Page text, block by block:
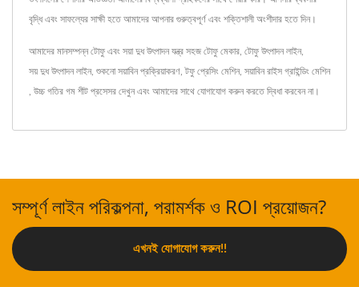
বৃদ্ধি এবং সাফল্যের সাক্ষী হতে আমাদের আপনার গুরুত্বপূর্ণ এবং শক্তিশালী অংশীদার হতে দিন।
আমাদের মানসম্পন্ন টোফু এবং সয়া দুধ উৎপাদন যন্ত্র সহজ টোফু মেকার টোফু উৎপাদন লাইন,
সয় দুধ উৎপাদন লাইন, শুকনো সয়াবিন প্রক্রিয়াকরণ টফু প্রেসিং মেশিন, সয়াবিন রাইস গ্রাইন্ডিং মেশিন
উচ্চ গতির গম শীট প্রসেসর দেখুন এবং আমাদের সাথে যোগাযোগ করুনকরতে দ্বিধা করবেন না।
সম্পূর্ণ লাইন পরিকল্পনা, পরামর্শক ও ROI প্রয়োজন?
এখনই যোগাযোগ করুন!!